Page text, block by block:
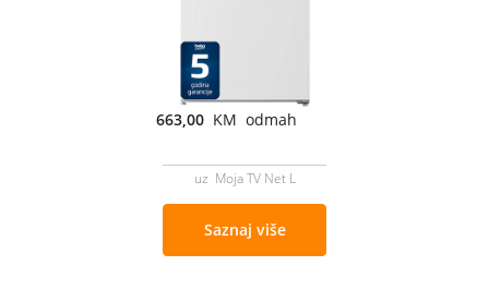
663,00 KM odmah
uz Moja TV Net L
Saznaj više